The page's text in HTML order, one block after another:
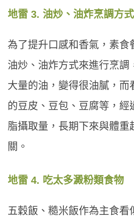
地雷 3. 油炒、油炸烹調方式
為了提升口感和香氣，素食
油炒、油炸方式來進行烹調
大量的油，變得很油膩，而
的豆皮、豆包、豆腐等，經
脂攝取量，長期下來與體重
關。
地雷 4. 吃太多澱粉類食物
五穀飯、糙米飯作為主食看